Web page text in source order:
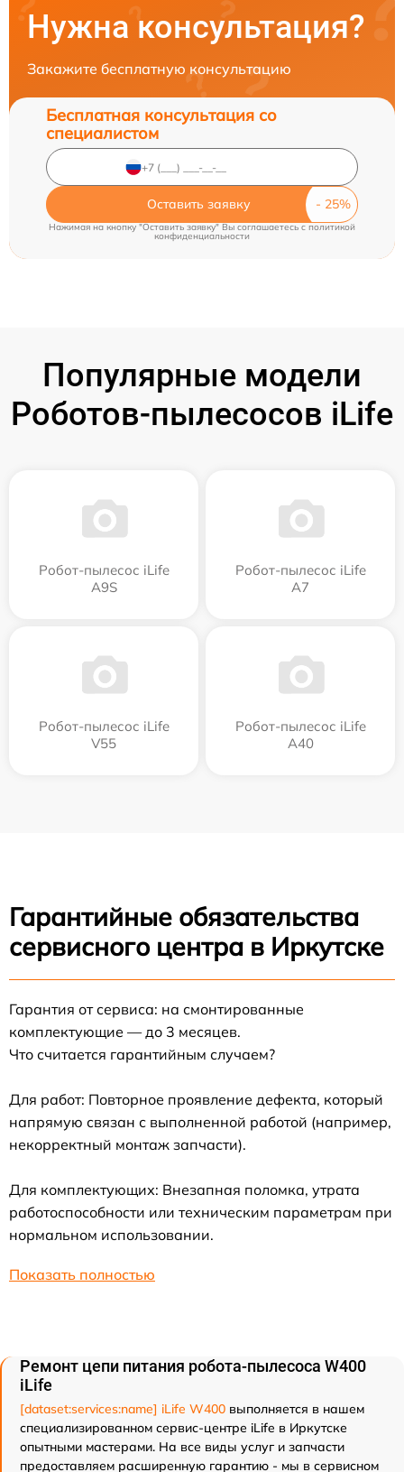
Нужна консультация?
Закажите бесплатную консультацию
Бесплатная консультация со
специалистом
Оставить заявку
Нажимая на кнопку "Оставить заявку" Вы соглашаетесь c политикой
конфиденциальности
Популярные модели
Роботов-пылесосов iLife
Робот-пылесос iLife
A9S
Робот-пылесос iLife
A7
Робот-пылесос iLife
V55
Робот-пылесос iLife
A40
Гарантийные обязательства
сервисного центра в Иркутске
Гарантия от сервиса: на смонтированные
комплектующие — до 3 месяцев.
Что считается гарантийным случаем?
Для работ: Повторное проявление дефекта, который
напрямую связан с выполненной работой (например,
некорректный монтаж запчасти).
Для комплектующих: Внезапная поломка, утрата
работоспособности или техническим параметрам при
нормальном использовании.
Показать полностью
Ремонт цепи питания робота-пылесоса W400
iLife
[dataset:services:name] iLife W400 выполняется в нашем
специализированном сервис-центре iLife в Иркутске
опытными мастерами. На все виды услуг и запчасти
предоставляем расширенную гарантию - мы в сервисном